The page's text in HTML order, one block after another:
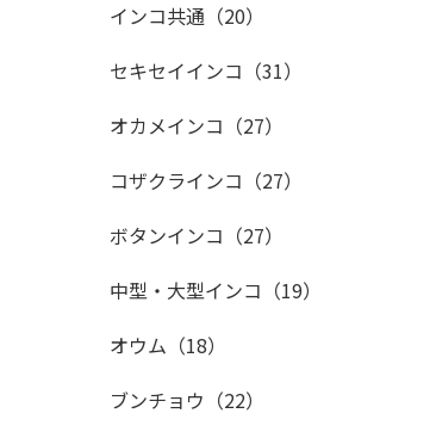
インコ共通（20）
セキセイインコ（31）
オカメインコ（27）
コザクラインコ（27）
ボタンインコ（27）
中型・大型インコ（19）
オウム（18）
ブンチョウ（22）